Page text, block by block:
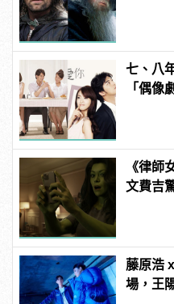
七、八
「偶像
《律師
文費吉
藤原浩
場，王